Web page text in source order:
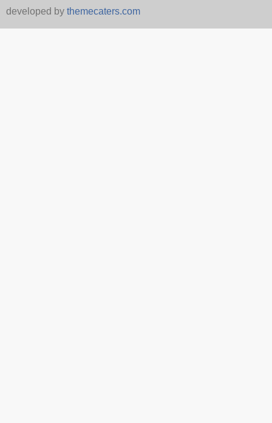
developed by themecaters.com